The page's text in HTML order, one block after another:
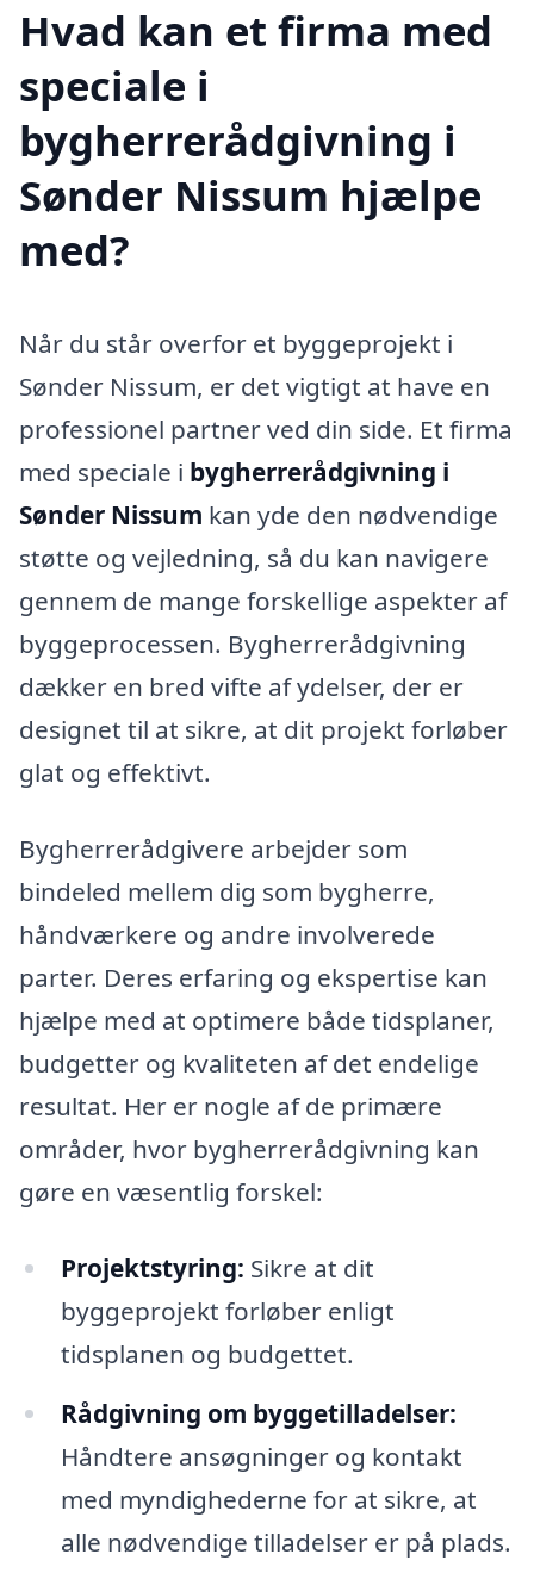
Hvad kan et firma med
speciale i
bygherrerådgivning i
Sønder Nissum hjælpe
med?
Når du står overfor et byggeprojekt i
Sønder Nissum, er det vigtigt at have en
professionel partner ved din side. Et firma
med speciale i bygherrerådgivning i
Sønder Nissum kan yde den nødvendige
støtte og vejledning, så du kan navigere
gennem de mange forskellige aspekter af
byggeprocessen. Bygherrerådgivning
dækker en bred vifte af ydelser, der er
designet til at sikre, at dit projekt forløber
glat og effektivt.
Bygherrerådgivere arbejder som
bindeled mellem dig som bygherre,
håndværkere og andre involverede
parter. Deres erfaring og ekspertise kan
hjælpe med at optimere både tidsplaner,
budgetter og kvaliteten af det endelige
resultat. Her er nogle af de primære
områder, hvor bygherrerådgivning kan
gøre en væsentlig forskel:
Projektstyring: Sikre at dit
byggeprojekt forløber enligt
tidsplanen og budgettet.
Rådgivning om byggetilladelser:
Håndtere ansøgninger og kontakt
med myndighederne for at sikre, at
alle nødvendige tilladelser er på plads.